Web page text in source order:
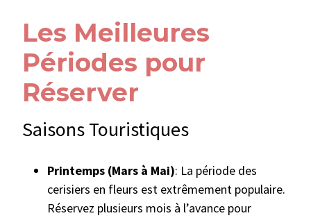
Les Meilleures
Périodes pour
Réserver
Saisons Touristiques
Printemps (Mars à Mai): La période des
cerisiers en fleurs est extrêmement populaire.
Réservez plusieurs mois à l’avance pour